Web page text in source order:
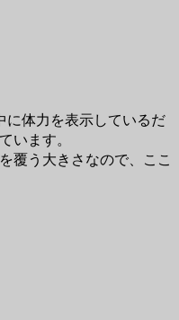
に体力を表示しているだ
います。
覆う大きさなので、ここ